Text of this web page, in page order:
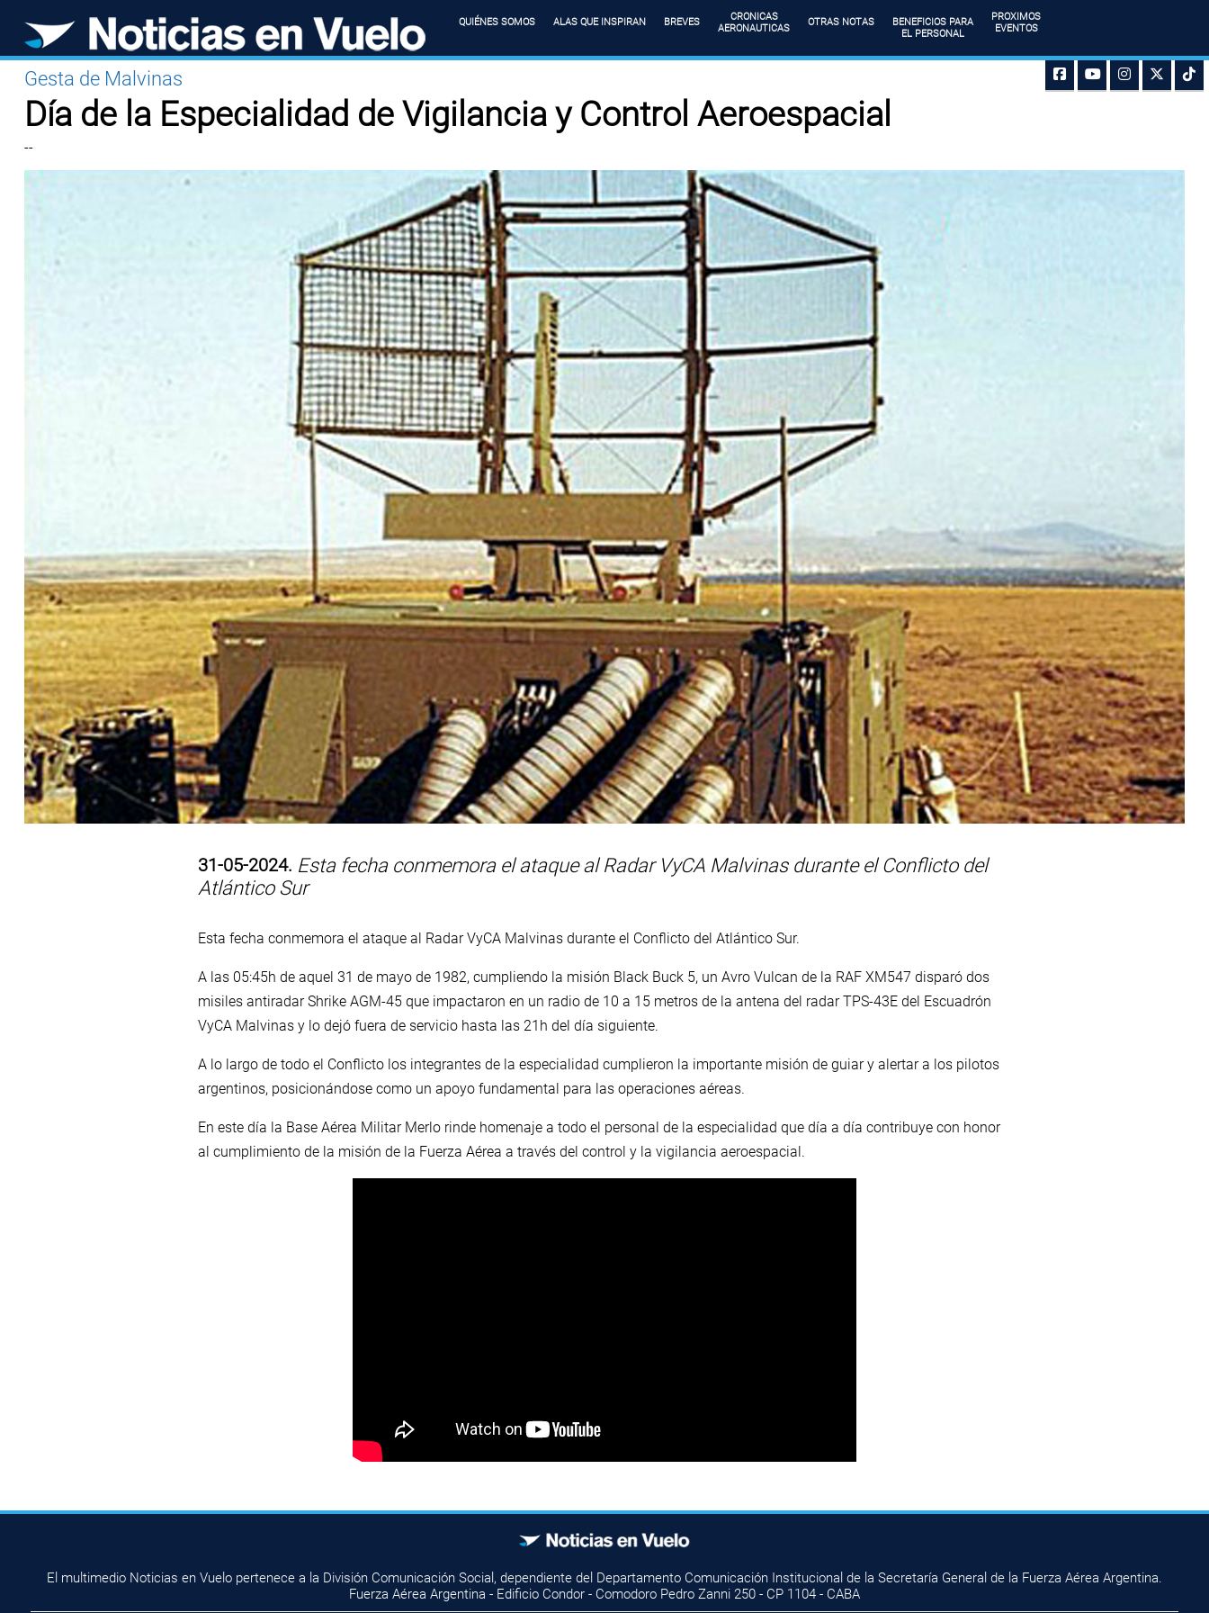
QUIÉNES SOMOS ALAS QUE INSPIRAN BREVES
CRONICAS
AERONAUTICAS
OTRAS NOTAS
BENEFICIOS PARA
EL PERSONAL
PROXIMOS
EVENTOS
Gesta de Malvinas
Día de la Especialidad de Vigilancia y Control Aeroespacial
--
31-05-2024. Esta fecha conmemora el ataque al Radar VyCA Malvinas durante el Conflicto del
Atlántico Sur
Esta fecha conmemora el ataque al Radar VyCA Malvinas durante el Conflicto del Atlántico Sur.
A las 05:45h de aquel 31 de mayo de 1982, cumpliendo la misión Black Buck 5, un Avro Vulcan de la RAF XM547 disparó dos
misiles antiradar Shrike AGM-45 que impactaron en un radio de 10 a 15 metros de la antena del radar TPS-43E del Escuadrón
VyCA Malvinas y lo dejó fuera de servicio hasta las 21h del día siguiente.
A lo largo de todo el Conflicto los integrantes de la especialidad cumplieron la importante misión de guiar y alertar a los pilotos
argentinos, posicionándose como un apoyo fundamental para las operaciones aéreas.
En este día la Base Aérea Militar Merlo rinde homenaje a todo el personal de la especialidad que día a día contribuye con honor
al cumplimiento de la misión de la Fuerza Aérea a través del control y la vigilancia aeroespacial.
El multimedio Noticias en Vuelo pertenece a la División Comunicación Social, dependiente del Departamento Comunicación Institucional de la Secretaría General de la Fuerza Aérea Argentina.
Fuerza Aérea Argentina - Edificio Condor - Comodoro Pedro Zanni 250 - CP 1104 - CABA